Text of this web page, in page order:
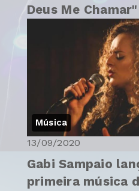
Deus Me Chamar"
Música
13/09/2020
Gabi Sampaio
primeira música